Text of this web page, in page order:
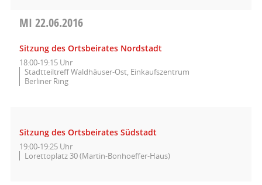
MI 22.06.2016
Sitzung des Ortsbeirates Nordstadt
18:00-19:15 Uhr
Stadtteiltreff Waldhäuser-Ost, Einkaufszentrum
Berliner Ring
Sitzung des Ortsbeirates Südstadt
19:00-19:25 Uhr
Lorettoplatz 30 (Martin-Bonhoeffer-Haus)